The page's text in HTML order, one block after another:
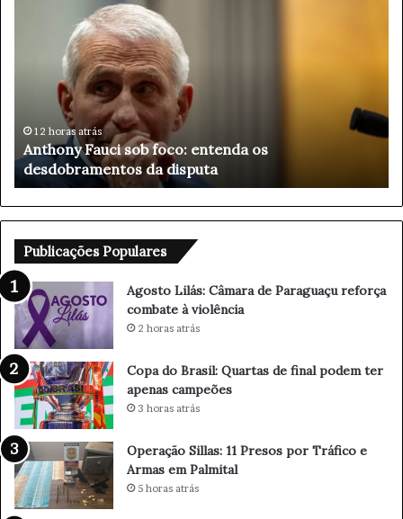
i
l
á
s
:
C
â
m
a
r
a
d
e
P
a
r
a
g
u
a
ç
8 horas atrás
Agosto Lilás: Câmara de Paraguaçu reforça
combate à violência
Publicações Populares
Agosto Lilás: Câmara de Paraguaçu reforça
combate à violência
2 horas atrás
Copa do Brasil: Quartas de final podem ter
apenas campeões
3 horas atrás
Operação Sillas: 11 Presos por Tráfico e
Armas em Palmital
5 horas atrás